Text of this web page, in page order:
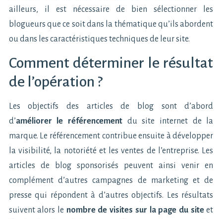
ailleurs, il est nécessaire de bien sélectionner les
blogueurs que ce soit dans la thématique qu’ils abordent
ou dans les caractéristiques techniques de leur site.
Comment déterminer le résultat
de l’opération ?
Les objectifs des articles de blog sont d’abord
d’améliorer le référencement du site internet de la
marque. Le référencement contribue ensuite à développer
la visibilité, la notoriété et les ventes de l’entreprise. Les
articles de blog sponsorisés peuvent ainsi venir en
complément d’autres campagnes de marketing et de
presse qui répondent à d’autres objectifs. Les résultats
suivent alors le nombre de visites sur la page du siteet